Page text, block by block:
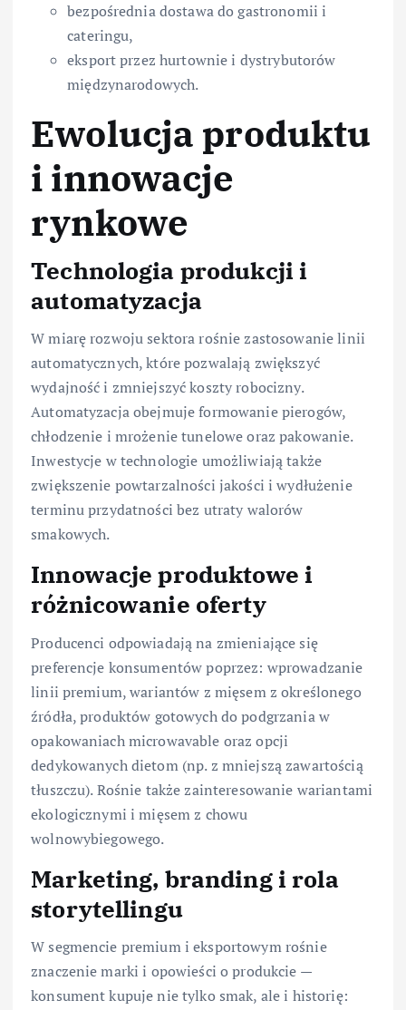
bezpośrednia dostawa do gastronomii i
cateringu,
eksport przez hurtownie i dystrybutorów
międzynarodowych.
Ewolucja produktu
i innowacje
rynkowe
Technologia produkcji i
automatyzacja
W miarę rozwoju sektora rośnie zastosowanie linii
automatycznych, które pozwalają zwiększyć
wydajność i zmniejszyć koszty robocizny.
Automatyzacja obejmuje formowanie pierogów,
chłodzenie i mrożenie tunelowe oraz pakowanie.
Inwestycje w technologie umożliwiają także
zwiększenie powtarzalności jakości i wydłużenie
terminu przydatności bez utraty walorów
smakowych.
Innowacje produktowe i
różnicowanie oferty
Producenci odpowiadają na zmieniające się
preferencje konsumentów poprzez: wprowadzanie
linii premium, wariantów z mięsem z określonego
źródła, produktów gotowych do podgrzania w
opakowaniach microwavable oraz opcji
dedykowanych dietom (np. z mniejszą zawartością
tłuszczu). Rośnie także zainteresowanie wariantami
ekologicznymi i mięsem z chowu
wolnowybiegowego.
Marketing, branding i rola
storytellingu
W segmencie premium i eksportowym rośnie
znaczenie marki i opowieści o produkcie —
konsument kupuje nie tylko smak, ale i historię: